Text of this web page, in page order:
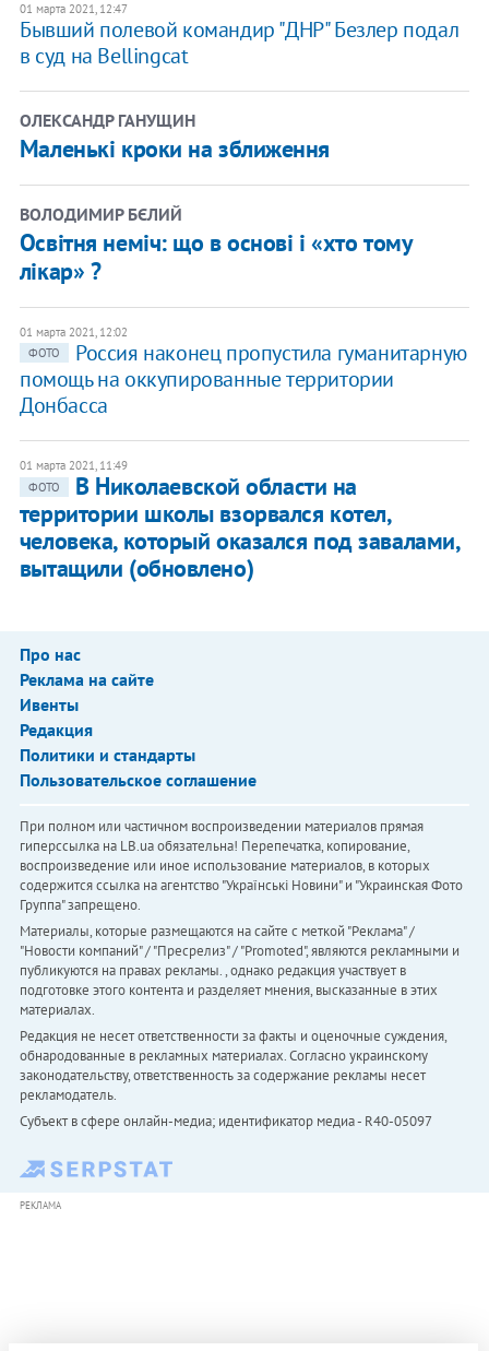
01 марта 2021, 12:47
Бывший полевой командир "ДНР" Безлер подал
в суд на Bellingcat
ОЛЕКСАНДР ГАНУЩИН
Маленькі кроки на зближення
ВОЛОДИМИР БЄЛИЙ
Освітня неміч: що в основі і «хто тому
лікар» ?
01 марта 2021, 12:02
ФОТО
Россия наконец пропустила гуманитарную
помощь на оккупированные территории
Донбасса
01 марта 2021, 11:49
ФОТО
В Николаевской области на
территории школы взорвался котел,
человека, который оказался под завалами,
вытащили (обновлено)
Про нас
Реклама на сайте
Ивенты
Редакция
Политики и стандарты
Пользовательское соглашение
При полном или частичном воспроизведении материалов прямая
гиперссылка на LB.ua обязательна! Перепечатка, копирование,
воспроизведение или иное использование материалов, в которых
содержится ссылка на агентство "Українськi Новини" и "Украинская Фото
Группа" запрещено.
Материалы, которые размещаются на сайте с меткой "Реклама" /
"Новости компаний" / "Пресрелиз" / "Promoted", являются рекламными и
публикуются на правах рекламы. , однако редакция участвует в
подготовке этого контента и разделяет мнения, высказанные в этих
материалах.
Редакция не несет ответственности за факты и оценочные суждения,
обнародованные в рекламных материалах. Согласно украинскому
законодательству, ответственность за содержание рекламы несет
рекламодатель.
Субъект в сфере онлайн-медиа; идентификатор медиа - R40-05097
РЕКЛАМА